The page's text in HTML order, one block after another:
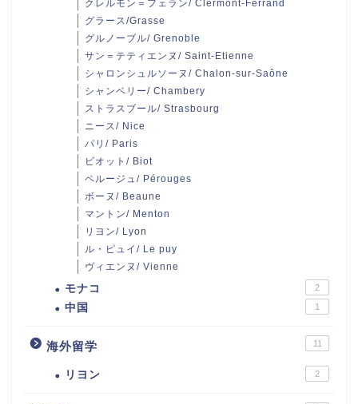
クレルモン＝フェラン/ Clermont-Ferrand
グラース/Grasse
グルノーブル/ Grenoble
サン＝テティエンヌ/ Saint-Etienne
シャロンシュルソーヌ/ Chalon-sur-Saône
シャンベリー/ Chambery
ストラスブール/ Strasbourg
ニース/ Nice
パリ/ Paris
ビオット/ Biot
ペルージュ/ Pérouges
ボーヌ/ Beaune
マントン/ Menton
リヨン/ Lyon
ル・ピュイ/ Le puy
ヴィエンヌ/ Vienne
モナコ 2
中国 1
海外留学 11
リヨン 2